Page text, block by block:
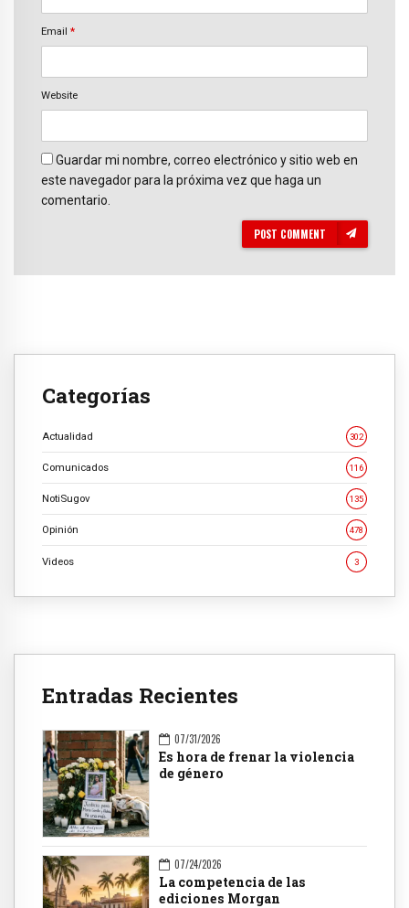
Email *
Website
Guardar mi nombre, correo electrónico y sitio web en
este navegador para la próxima vez que haga un
comentario.
POST COMMENT
Categorías
Actualidad 302
Comunicados 116
NotiSugov 135
Opinión 478
Videos 3
Entradas Recientes
07/31/2026
Es hora de frenar la violencia
de género
07/24/2026
La competencia de las
ediciones Morgan